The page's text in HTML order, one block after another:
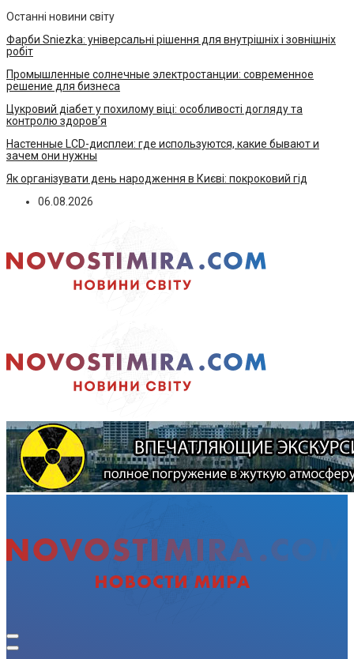
Останні новини світу
Фарби Sniezka: універсальні рішення для внутрішніх і зовнішніх
робіт
Промышленные солнечные электростанции: современное
решение для бизнеса
Цукровий діабет у похилому віці: особливості догляду та
контролю здоров’я
Настенные LCD-дисплеи: где используются, какие бывают и
зачем они нужны
Як організувати день народження в Києві: покроковий гід
06.08.2026